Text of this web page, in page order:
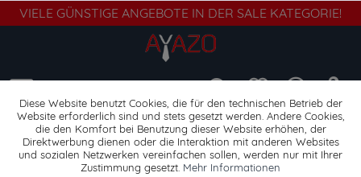
VIELE GÜNSTIGE ANGEBOTE IN DER SALE KATEGORIE!
Sweatshirts & Pullover
Diese Website benutzt Cookies, die für den technischen Betrieb der
Website erforderlich sind und stets gesetzt werden. Andere Cookies,
die den Komfort bei Benutzung dieser Website erhöhen, der
Direktwerbung dienen oder die Interaktion mit anderen Websites
und sozialen Netzwerken vereinfachen sollen, werden nur mit Ihrer
Zustimmung gesetzt. Mehr Informationen